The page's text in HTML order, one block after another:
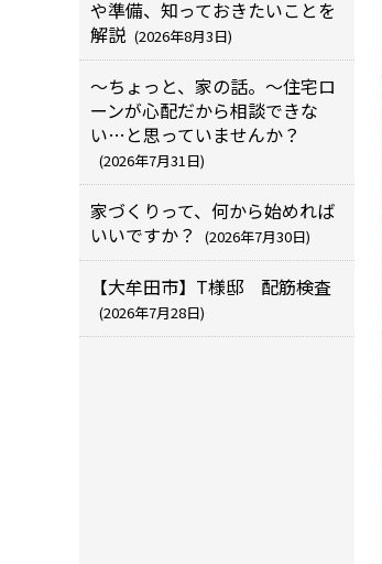
や準備、知っておきたいことを
解説 (2026年8月3日)
～ちょっと、家の話。～住宅ロ
ーンが心配だから相談できな
い…と思っていませんか？
(2026年7月31日)
家づくりって、何から始めれば
いいですか？
(2026年7月30日)
【大牟田市】T様邸 配筋検査
(2026年7月28日)